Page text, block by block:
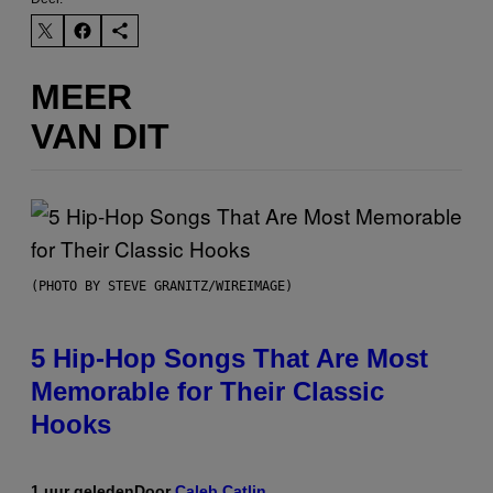
MEER
VAN DIT
(PHOTO BY STEVE GRANITZ/WIREIMAGE)
5 Hip-Hop Songs That Are Most
Memorable for Their Classic
Hooks